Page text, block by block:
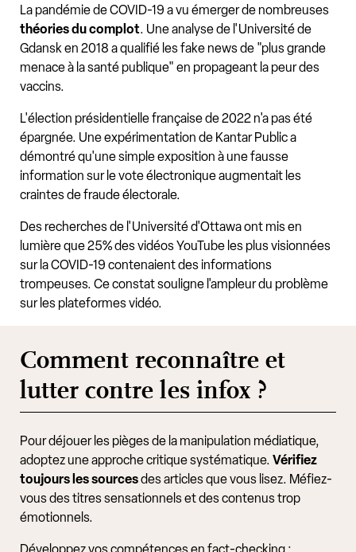
La pandémie de COVID-19 a vu émerger de nombreuses
théories du complot. Une analyse de l'Université de
Gdansk en 2018 a qualifié les fake news de "plus grande
menace à la santé publique" en propageant la peur des
vaccins.
L'élection présidentielle française de 2022 n'a pas été
épargnée. Une expérimentation de Kantar Public a
démontré qu'une simple exposition à une fausse
information sur le vote électronique augmentait les
craintes de fraude électorale.
Des recherches de l'Université d'Ottawa ont mis en
lumière que 25% des vidéos YouTube les plus visionnées
sur la COVID-19 contenaient des informations
trompeuses. Ce constat souligne l'ampleur du problème
sur les plateformes vidéo.
Comment reconnaître et
lutter contre les infox ?
Pour déjouer les pièges de la manipulation médiatique,
adoptez une approche critique systématique. Vérifiez
toujours les sourcesdes articles que vous lisez. Méfiez-
vous des titres sensationnels et des contenus trop
émotionnels.
Développez vos compétences en fact-checking :